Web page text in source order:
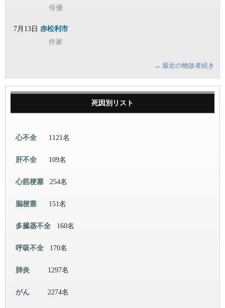
俳優
7月13日 赤松利市
作家
→ 最近の物故者続き
死因別リスト
心不全 1121名
肝不全 109名
心筋梗塞 254名
脳梗塞 151名
多臓器不全 160名
呼吸不全 170名
肺炎 1297名
がん 2274名